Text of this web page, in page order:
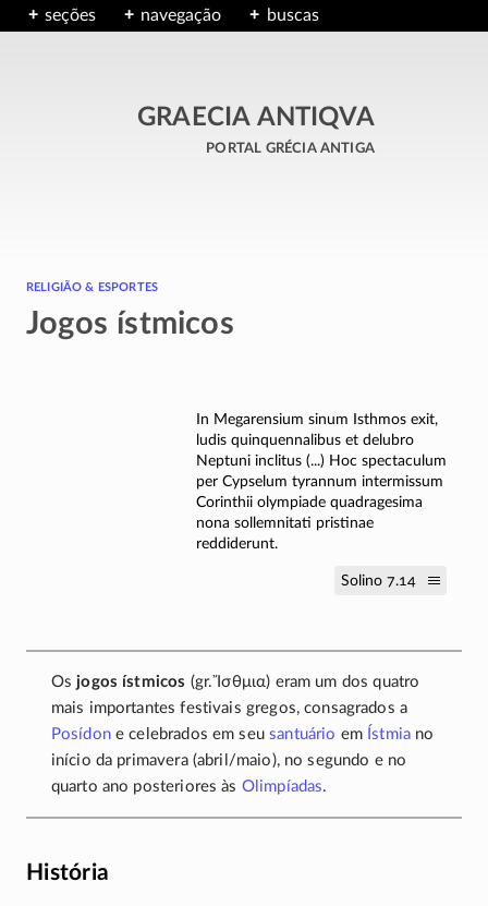
seções navegação buscas
GRAECIA ANTIQVA
portal grécia antiga
religião & esportes
Jogos ístmicos
In Megarensium sinum Isthmos exit,
ludis quinquennalibus et delubro
Neptuni inclitus (...) Hoc spectaculum
per Cypselum tyrannum intermissum
Corinthii olympiade quadragesima
nona sollemnitati pristinae
reddiderunt.
Solino 7.14
Osjogos ístmicos (gr.Ἴσθμια) eram um dos quatro
mais importantes festivais gregos, consagrados a
Posídone celebrados em seusantuário em Ístmiano
início da primavera (abril/maio), no segundo e no
quarto ano posteriores às Olimpíadas.
História